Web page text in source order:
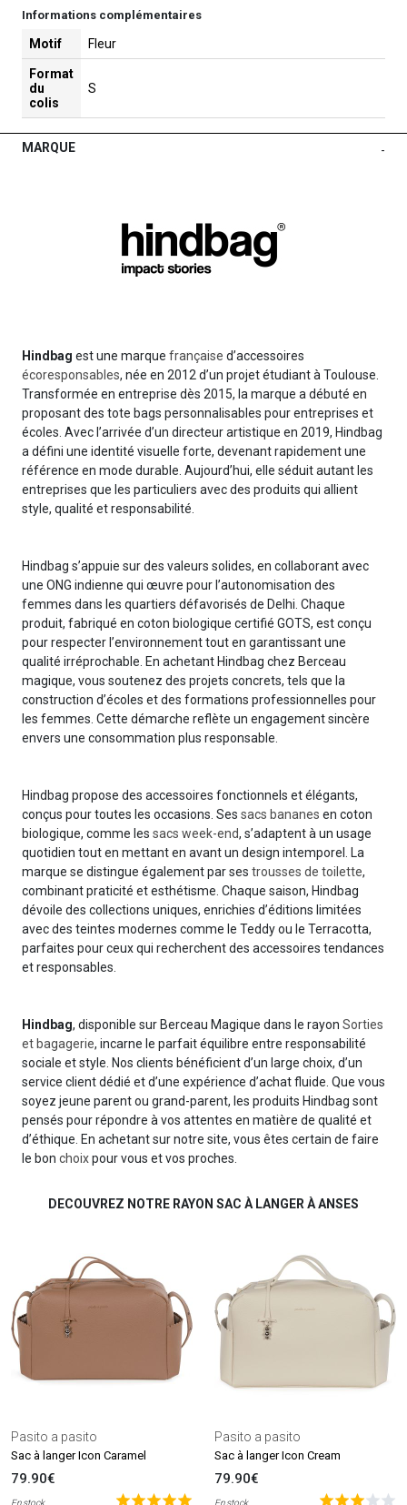
Informations complémentaires
Motif Fleur
Format
du
colis
S
MARQUE -
Hindbag est une marque française d’accessoires
écoresponsables, née en 2012 d’un projet étudiant à Toulouse.
Transformée en entreprise dès 2015, la marque a débuté en
proposant des tote bags personnalisables pour entreprises et
écoles. Avec l’arrivée d’un directeur artistique en 2019, Hindbag
a défini une identité visuelle forte, devenant rapidement une
référence en mode durable. Aujourd’hui, elle séduit autant les
entreprises que les particuliers avec des produits qui allient
style, qualité et responsabilité.
Hindbag s’appuie sur des valeurs solides, en collaborant avec
une ONG indienne qui œuvre pour l’autonomisation des
femmes dans les quartiers défavorisés de Delhi. Chaque
produit, fabriqué en coton biologique certifié GOTS, est conçu
pour respecter l’environnement tout en garantissant une
qualité irréprochable. En achetant Hindbag chez Berceau
magique, vous soutenez des projets concrets, tels que la
construction d’écoles et des formations professionnelles pour
les femmes. Cette démarche reflète un engagement sincère
envers une consommation plus responsable.
Hindbag propose des accessoires fonctionnels et élégants,
conçus pour toutes les occasions. Ses sacs bananes en coton
biologique, comme les sacs week-end, s’adaptent à un usage
quotidien tout en mettant en avant un design intemporel. La
marque se distingue également par ses trousses de toilette,
combinant praticité et esthétisme. Chaque saison, Hindbag
dévoile des collections uniques, enrichies d’éditions limitées
avec des teintes modernes comme le Teddy ou le Terracotta,
parfaites pour ceux qui recherchent des accessoires tendances
et responsables.
Hindbag, disponible sur Berceau Magique dans le rayon Sorties
et bagagerie, incarne le parfait équilibre entre responsabilité
sociale et style. Nos clients bénéficient d’un large choix, d’un
service client dédié et d’une expérience d’achat fluide. Que vous
soyez jeune parent ou grand-parent, les produits Hindbag sont
pensés pour répondre à vos attentes en matière de qualité et
d’éthique. En achetant sur notre site, vous êtes certain de faire
le bon choixpour vous et vos proches.
DECOUVREZ NOTRE RAYON SAC À LANGER À ANSES
Pasito a pasito
Sac à langer Icon Caramel
79.90€
En stock
Pasito a pasito
Sac à langer Icon Cream
79.90€
En stock